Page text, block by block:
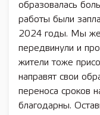
образовалась
работы были
2024 годы. Мы же
передвинули и
жители тоже
направят свои
переноса сроков
благодарны.